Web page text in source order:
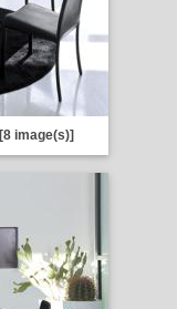
[8 image(s)]